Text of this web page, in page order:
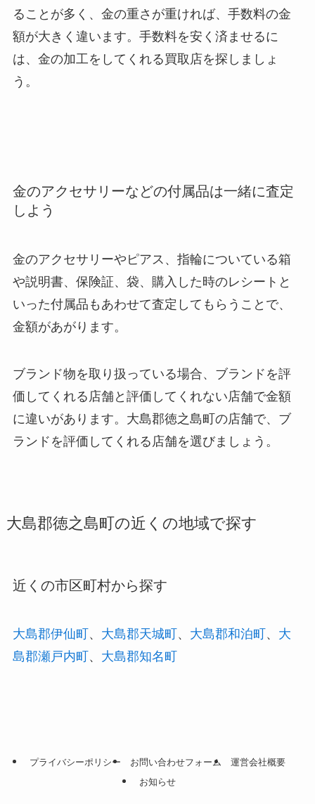
ることが多く、金の重さが重ければ、手数料の金
額が大きく違います。手数料を安く済ませるに
は、金の加工をしてくれる買取店を探しましょ
う。
金のアクセサリーなどの付属品は一緒に査定
しよう
金のアクセサリーやピアス、指輪についている箱
や説明書、保険証、袋、購入した時のレシートと
いった付属品もあわせて査定してもらうことで、
金額があがります。
ブランド物を取り扱っている場合、ブランドを評
価してくれる店舗と評価してくれない店舗で金額
に違いがあります。大島郡徳之島町の店舗で、ブ
ランドを評価してくれる店舗を選びましょう。
大島郡徳之島町の近くの地域で探す
近くの市区町村から探す
大島郡伊仙町、 大島郡天城町、 大島郡和泊町、 大
島郡瀬戸内町、 大島郡知名町
プライバシーポリシー お問い合わせフォーム
運営会社概要
お知らせ